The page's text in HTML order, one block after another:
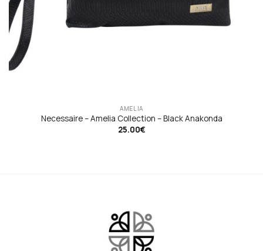
AMELIA
Necessaire – Amelia Collection – Black Anakonda
25.00€